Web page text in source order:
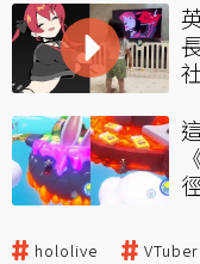
hololive VTuber